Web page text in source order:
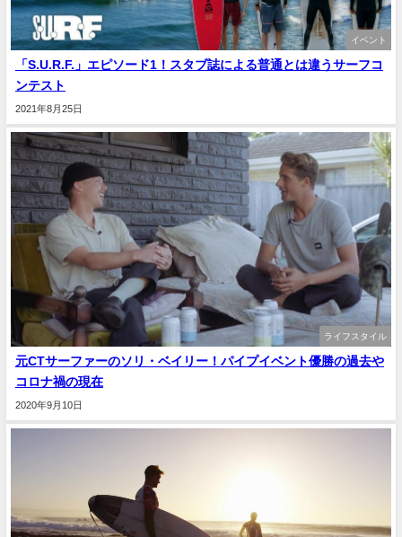
イベント
「S.U.R.F.」エピソード1！スタブ誌による普通とは違うサーフコ
ンテスト
2021年8月25日
ライフスタイル
元CTサーファーのソリ・ベイリー！パイプイベント優勝の過去や
コロナ禍の現在
2020年9月10日